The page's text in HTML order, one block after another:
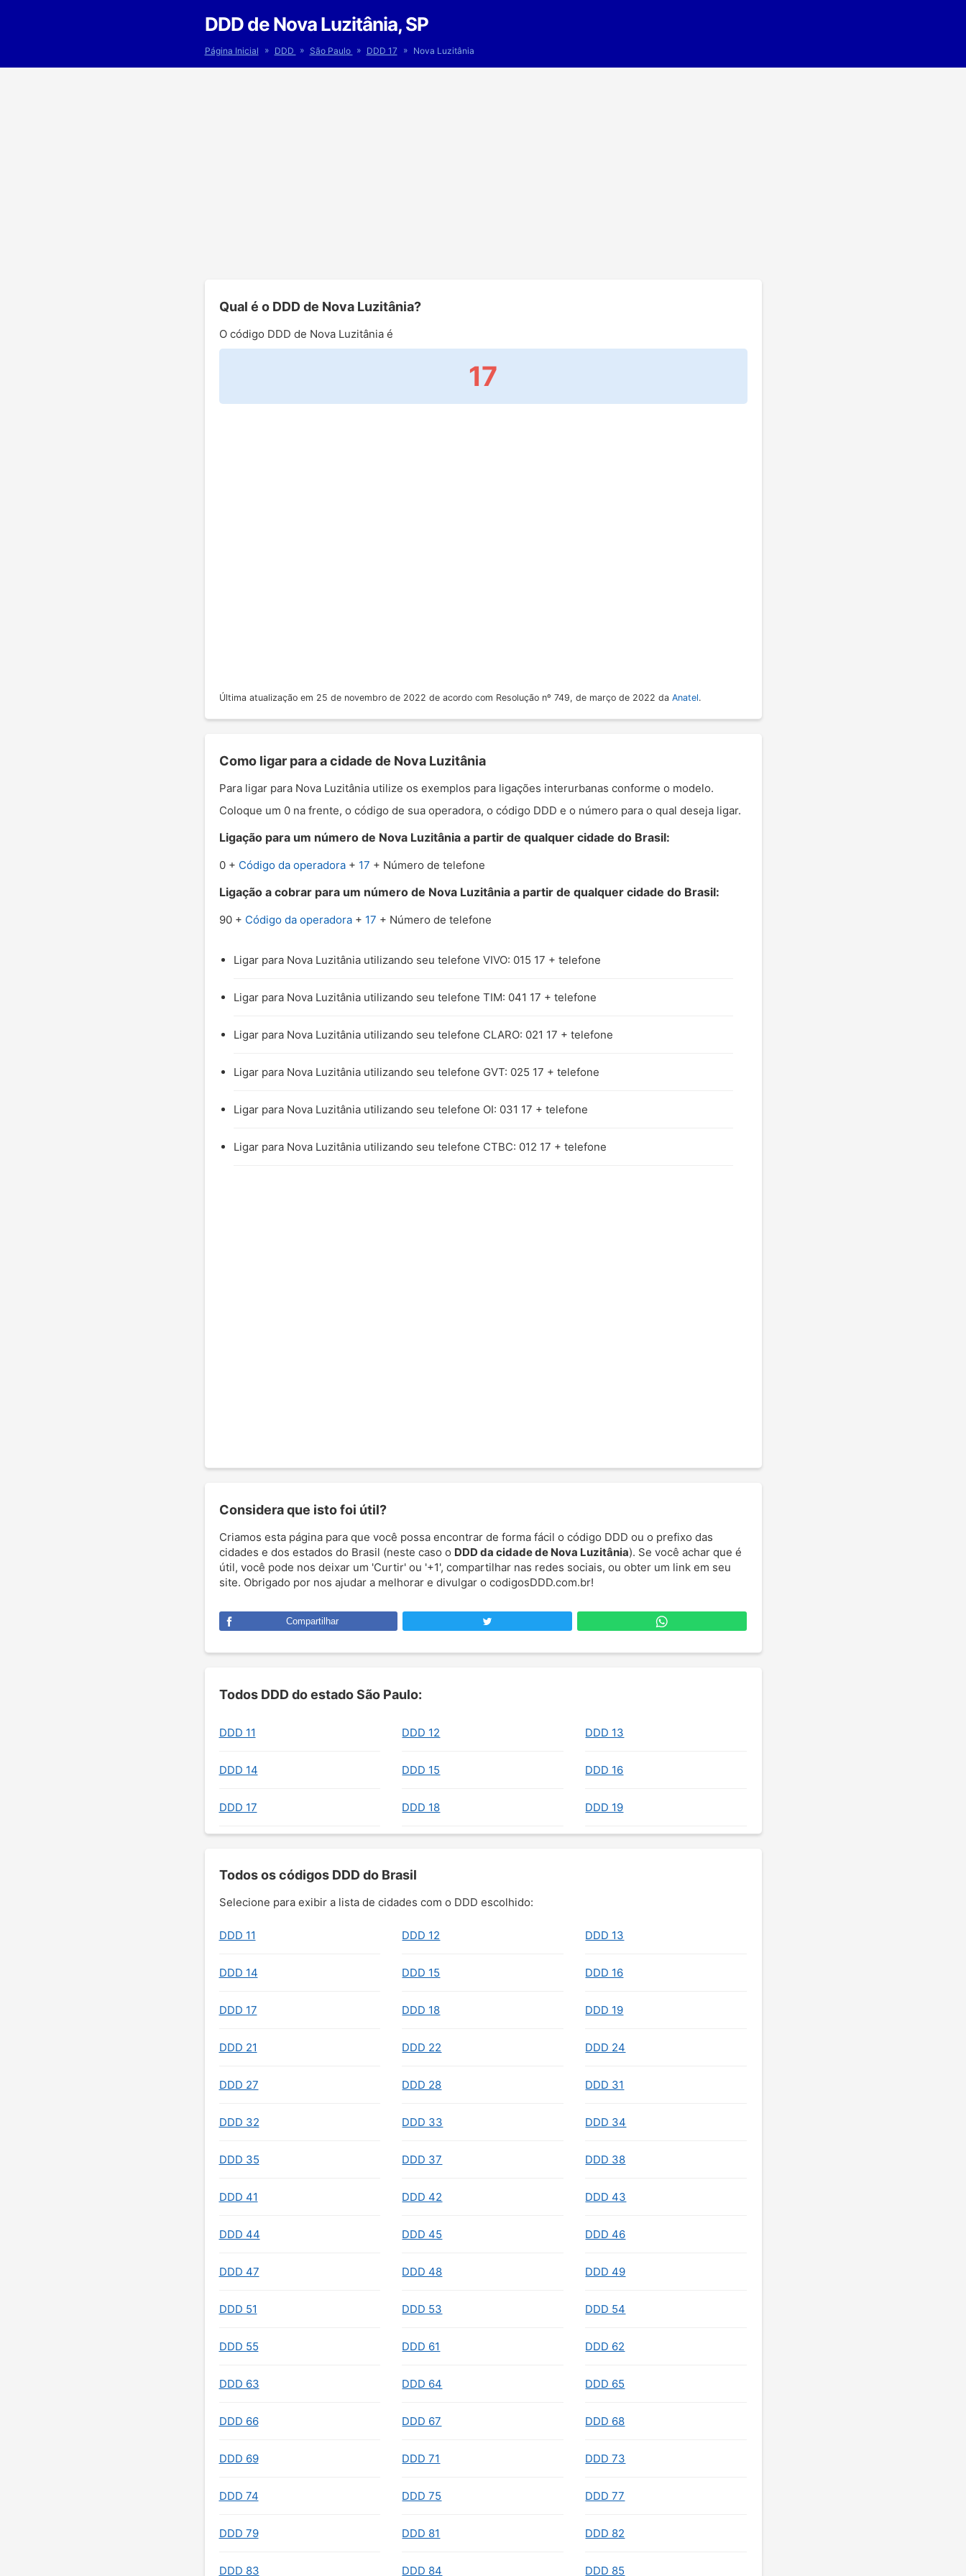
DDD de Nova Luzitânia, SP
Página Inicial » DDD » São Paulo » DDD 17 » Nova Luzitânia
Qual é o DDD de Nova Luzitânia?
O código DDD de Nova Luzitânia é
17
Última atualização em 25 de novembro de 2022 de acordo com Resolução nº 749, de março de 2022 da Anatel.
Como ligar para a cidade de Nova Luzitânia
Para ligar para Nova Luzitânia utilize os exemplos para ligações interurbanas conforme o modelo.
Coloque um 0 na frente, o código de sua operadora, o código DDD e o número para o qual deseja ligar.
Ligação para um número de Nova Luzitânia a partir de qualquer cidade do Brasil:
0 + Código da operadora+ 17 + Número de telefone
Ligação a cobrar para um número de Nova Luzitânia a partir de qualquer cidade do Brasil:
90 + Código da operadora+ 17 + Número de telefone
Ligar para Nova Luzitânia utilizando seu telefone VIVO: 015 17 + telefone
Ligar para Nova Luzitânia utilizando seu telefone TIM: 041 17 + telefone
Ligar para Nova Luzitânia utilizando seu telefone CLARO: 021 17 + telefone
Ligar para Nova Luzitânia utilizando seu telefone GVT: 025 17 + telefone
Ligar para Nova Luzitânia utilizando seu telefone OI: 031 17 + telefone
Ligar para Nova Luzitânia utilizando seu telefone CTBC: 012 17 + telefone
Considera que isto foi útil?
Criamos esta página para que você possa encontrar de forma fácil o código DDD ou o prefixo das
cidades e dos estados do Brasil (neste caso o DDD da cidade de Nova Luzitânia). Se você achar que é
útil, você pode nos deixar um 'Curtir' ou '+1', compartilhar nas redes sociais, ou obter um link em seu
site. Obrigado por nos ajudar a melhorar e divulgar o codigosDDD.com.br!
Compartilhar
Todos DDD do estado São Paulo:
DDD 11 DDD 12 DDD 13
DDD 14 DDD 15 DDD 16
DDD 17 DDD 18 DDD 19
Todos os códigos DDD do Brasil
Selecione para exibir a lista de cidades com o DDD escolhido:
DDD 11 DDD 12 DDD 13
DDD 14 DDD 15 DDD 16
DDD 17 DDD 18 DDD 19
DDD 21 DDD 22 DDD 24
DDD 27 DDD 28 DDD 31
DDD 32 DDD 33 DDD 34
DDD 35 DDD 37 DDD 38
DDD 41 DDD 42 DDD 43
DDD 44 DDD 45 DDD 46
DDD 47 DDD 48 DDD 49
DDD 51 DDD 53 DDD 54
DDD 55 DDD 61 DDD 62
DDD 63 DDD 64 DDD 65
DDD 66 DDD 67 DDD 68
DDD 69 DDD 71 DDD 73
DDD 74 DDD 75 DDD 77
DDD 79 DDD 81 DDD 82
DDD 83 DDD 84 DDD 85